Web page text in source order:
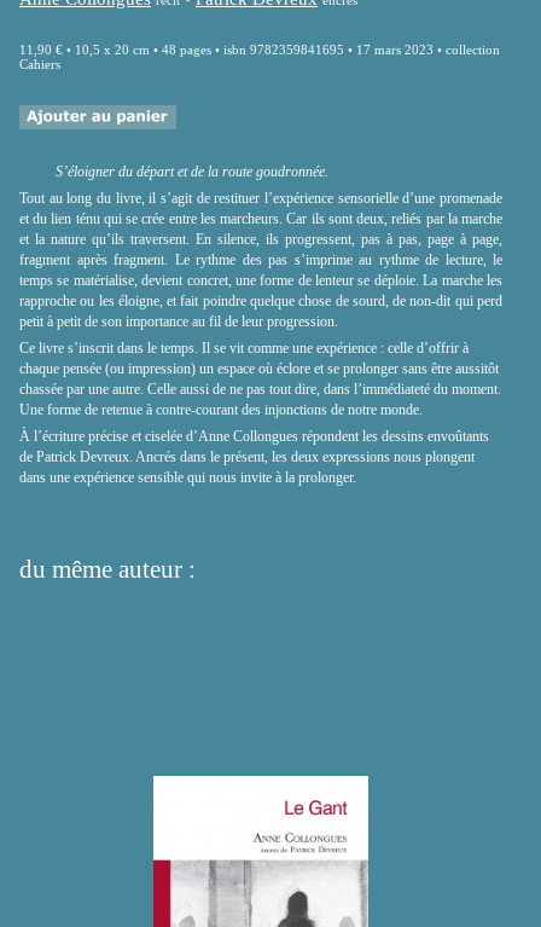
11,90 € • 10,5 x 20 cm • 48 pages • isbn 9782359841695 • 17 mars 2023 • collection
Cahiers
S’éloigner du départ et de la route goudronnée.
Tout au long du livre, il s’agit de restituer l’expérience sensorielle d’une promenade
et du lien ténu qui se crée entre les marcheurs. Car ils sont deux, reliés par la marche
et la nature qu’ils traversent. En silence, ils progressent, pas à pas, page à page,
fragment après fragment. Le rythme des pas s’imprime au rythme de lecture, le
temps se matérialise, devient concret, une forme de lenteur se déploie. La marche les
rapproche ou les éloigne, et fait poindre quelque chose de sourd, de non-dit qui perd
petit à petit de son importance au fil de leur progression.
Ce livre s’inscrit dans le temps. Il se vit comme une expérience : celle d’offrir à
chaque pensée (ou impression) un espace où éclore et se prolonger sans être aussitôt
chassée par une autre. Celle aussi de ne pas tout dire, dans l’immédiateté du moment.
Une forme de retenue à contre-courant des injonctions de notre monde.
À l’écriture précise et ciselée d’Anne Collongues répondent les dessins envoûtants
de Patrick Devreux. Ancrés dans le présent, les deux expressions nous plongent
dans une expérience sensible qui nous invite à la prolonger.
du même auteur :